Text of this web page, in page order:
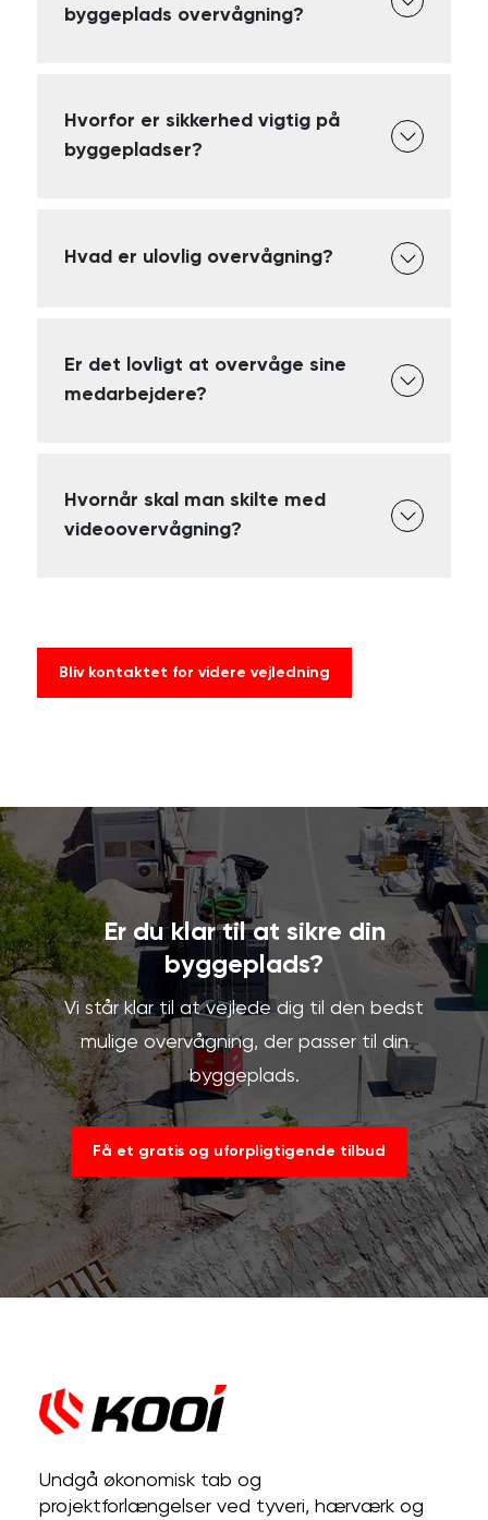
byggeplads overvågning?
Hvorfor er sikkerhed vigtig på
byggepladser?
Hvad er ulovlig overvågning?
Er det lovligt at overvåge sine
medarbejdere?
Hvornår skal man skilte med
videoovervågning?
Bliv kontaktet for videre vejledning
Er du klar til at sikre din
byggeplads?
Vi står klar til at vejlede dig til den bedst
mulige overvågning, der passer til din
byggeplads.
Få et gratis og uforpligtigende tilbud
Undgå økonomisk tab og
projektforlængelser ved tyveri, hærværk og